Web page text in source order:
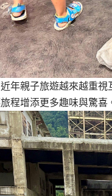
年親子旅遊越來越重
程增添更多趣味與驚喜